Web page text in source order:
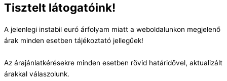
Tisztelt látogatóink!
A jelenlegi instabil euró árfolyam miatt a weboldalunkon megjelenő
árak minden esetben tájékoztató jellegűek!
Az árajánlatkérésekre minden esetben rövid határidővel, aktualizált
árakkal válaszolunk.